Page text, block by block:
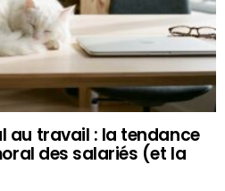
au travail : la tendance
des salariés (et la